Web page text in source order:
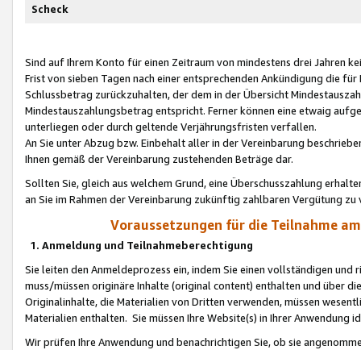
Scheck
Sind auf Ihrem Konto für einen Zeitraum von mindestens drei Jahren
Frist von sieben Tagen nach einer entsprechenden Ankündigung die
Schlussbetrag zurückzuhalten, der dem in der Übersicht
Mindestauszahlungsbetrag entspricht. Ferner können eine etwaig
unterliegen oder durch geltende Verjährungsfristen verfallen.
An Sie unter Abzug bzw. Einbehalt aller in der Vereinbarung
Ihnen gemäß der Vereinbarung zustehenden Beträge dar.
Sollten Sie, gleich aus welchem Grund, eine Überschusszahlung
an Sie im Rahmen der Vereinbarung zukünftig zahlbaren Vergütung zu
Voraussetzungen für die Teilnahme
1. Anmeldung und Teilnahmeberechtigung
Sie leiten den Anmeldeprozess ein, indem Sie einen vollständigen
muss/müssen originäre Inhalte (original content) enthalten und über
Originalinhalte, die Materialien von Dritten verwenden, müssen
Materialien enthalten. Sie müssen Ihre Website(s) in Ihrer Anwendung
Wir prüfen Ihre Anwendung und benachrichtigen Sie, ob sie